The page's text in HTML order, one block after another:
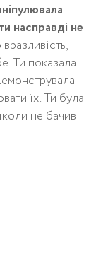
насправді не
Ти показала
їх. Ти була
не бачив